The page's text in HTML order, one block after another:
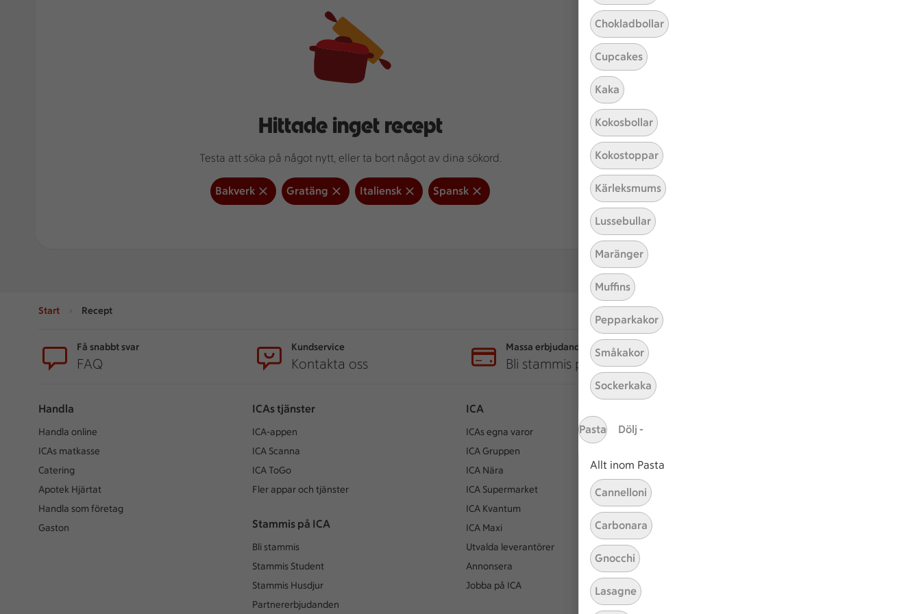
Chokladbollar
Cupcakes
Kaka
Kokosbollar
Kokostoppar
Kärleksmums
Lussebullar
Maränger
Muffins
Pepparkakor
Småkakor
Sockerkaka
Pasta Dölj -
Allt inom Pasta
Cannelloni
Carbonara
Gnocchi
Lasagne
Hittade inget recept
Testa att söka på något nytt, eller ta bort något av dina sökord.
Bakverk Gratäng Italiensk Spansk
Start Recept
Få snabbt svar
FAQ
Kundservice
Kontakta oss
Massa erbjudanden
Bli stammis på ICA
Handla
Handla online
ICAs matkasse
Catering
Apotek Hjärtat
Handla som företag
Gaston
ICAs tjänster
ICA-appen
ICA Scanna
ICA ToGo
Fler appar och tjänster
Stammis på ICA
Bli stammis
Stammis Student
Stammis Husdjur
Partnererbjudanden
ICA
ICAs egna varor
ICA Gruppen
ICA Nära
ICA Supermarket
ICA Kvantum
ICA Maxi
Utvalda leverantörer
Annonsera
Jobba på ICA